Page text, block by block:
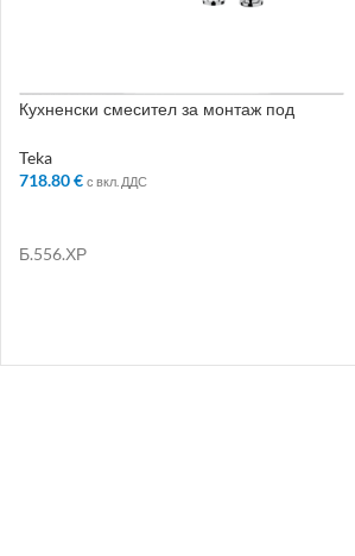
Кухненски смесител за монтаж под
хром
Teka
718.80€ с вкл. ДДС
Б.556.ХР